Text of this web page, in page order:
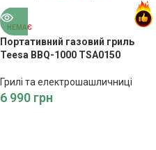
НЕМАЄ
Портативний газовий гриль
Teesa BBQ-1000 TSA0150
Грилі та електрошашличниці
6 990 грн